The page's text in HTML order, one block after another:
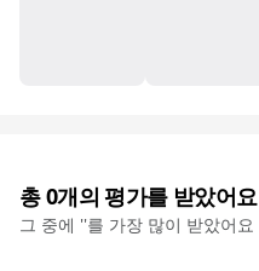
총0개의 평가를 받았어요
그 중에 ''를 가장 많이 받았어요